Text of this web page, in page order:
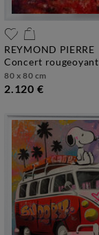
REYMOND PIERRE
concert rougeoyant
80 x 80 cm
2.120 €